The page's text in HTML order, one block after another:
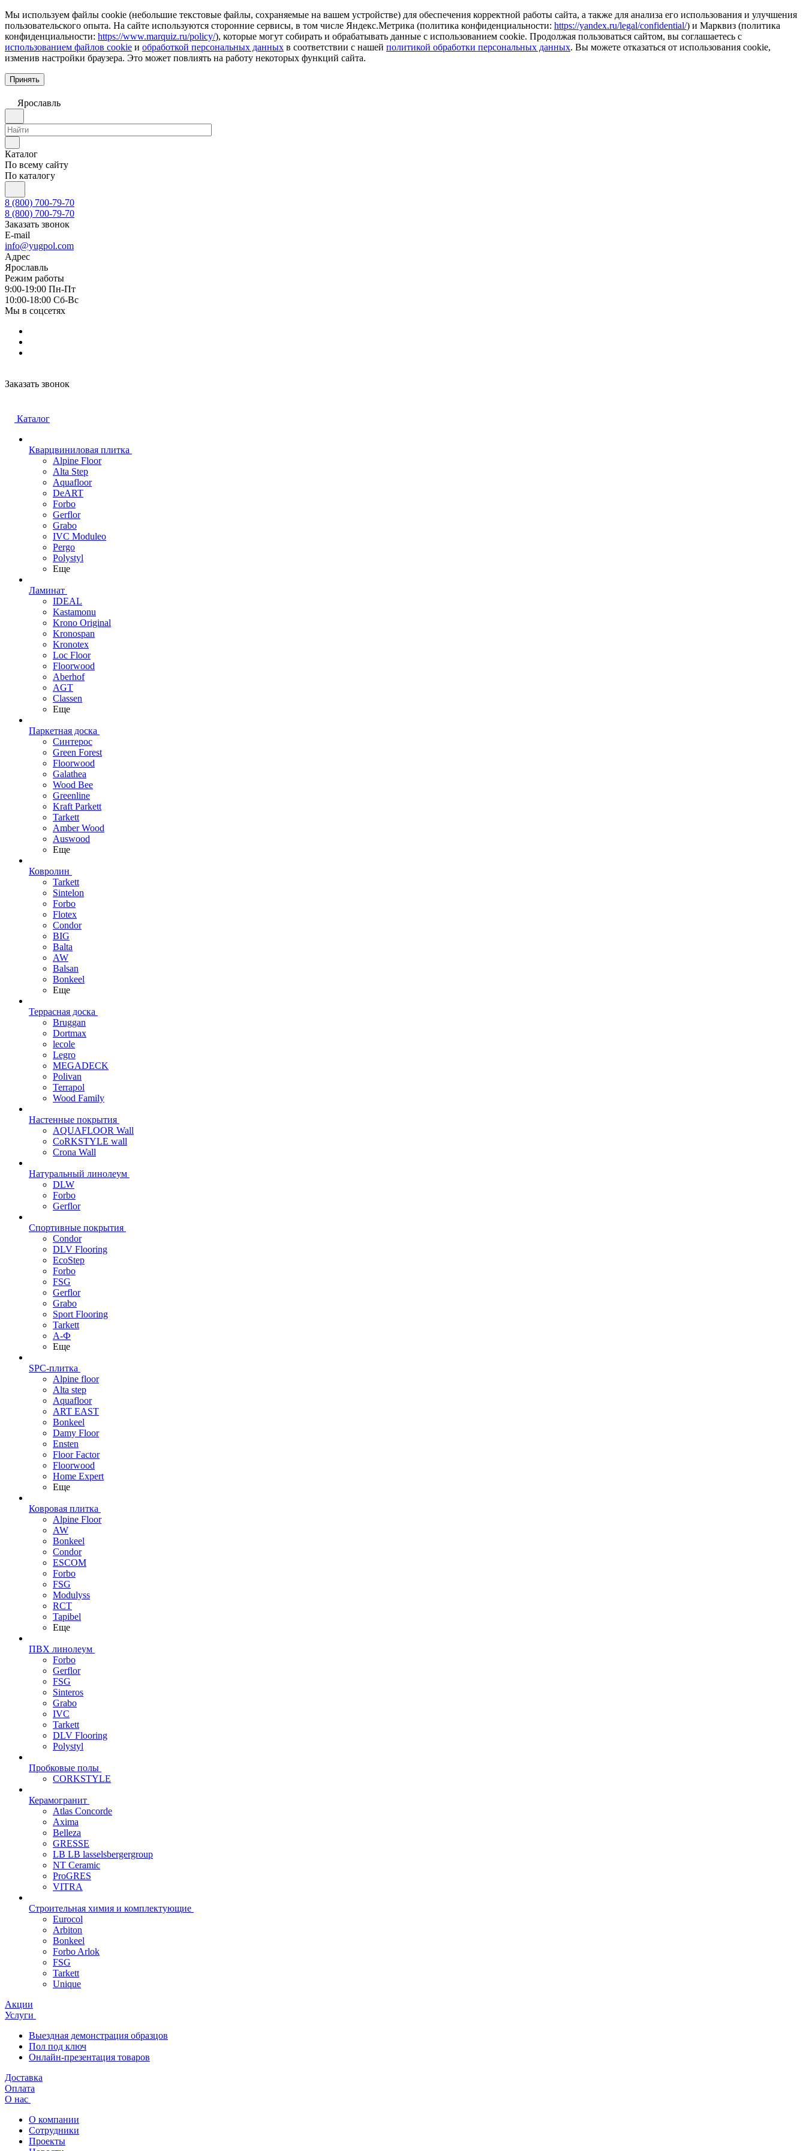
Мы используем файлы cookie (небольшие текстовые файлы, сохраняемые на вашем устройстве) для обеспечения корректной работы сайта, а также для анализа его использования и улучшения
пользовательского опыта. На сайте используются сторонние сервисы, в том числе Яндекс.Метрика (политика конфиденциальности: https://yandex.ru/legal/confidential/) и Марквиз (политика
конфиденциальности: https://www.marquiz.ru/policy/), которые могут собирать и обрабатывать данные с использованием cookie. Продолжая пользоваться сайтом, вы соглашаетесь с
использованием файлов cookie и обработкой персональных данных в соответствии с нашей политикой обработки персональных данных. Вы можете отказаться от использования cookie,
изменив настройки браузера. Это может повлиять на работу некоторых функций сайта.
Принять
Ярославль
Каталог
По всему сайту
По каталогу
8 (800) 700-79-70
8 (800) 700-79-70
Заказать звонок
E-mail
info@yugpol.com
Адрес
Ярославль
Режим работы
9:00-19:00 Пн-Пт
10:00-18:00 Cб-Вс
Мы в соцсетях
Заказать звонок
Каталог
Кварцвиниловая плитка
Alpine Floor
Alta Step
Aquafloor
DeART
Forbo
Gerflor
Grabo
IVC Moduleo
Pergo
Polystyl
Еще
Ламинат
IDEAL
Kastamonu
Krono Original
Kronospan
Kronotex
Loc Floor
Floorwood
Aberhof
AGT
Classen
Еще
Паркетная доска
Синтерос
Green Forest
Floorwood
Galathea
Wood Bee
Greenline
Kraft Parkett
Tarkett
Amber Wood
Auswood
Еще
Ковролин
Tarkett
Sintelon
Forbo
Flotex
Condor
BIG
Balta
AW
Balsan
Bonkeel
Еще
Террасная доска
Bruggan
Dortmax
lecole
Legro
MEGADECK
Polivan
Terrapol
Wood Family
Настенные покрытия
AQUAFLOOR Wall
CoRKSTYLE wall
Crona Wall
Натуральный линолеум
DLW
Forbo
Gerflor
Спортивные покрытия
Condor
DLV Flooring
EcoStep
Forbo
FSG
Gerflor
Grabo
Sport Flooring
Tarkett
А-Ф
Еще
SPC-плитка
Alpine floor
Alta step
Aquafloor
ART EAST
Bonkeel
Damy Floor
Ensten
Floor Factor
Floorwood
Home Expert
Еще
Ковровая плитка
Alpine Floor
AW
Bonkeel
Condor
ESCOM
Forbo
FSG
Modulyss
RCT
Tapibel
Еще
ПВХ линолеум
Forbo
Gerflor
FSG
Sinteros
Grabo
IVC
Tarkett
DLV Flooring
Polystyl
Пробковые полы
CORKSTYLE
Керамогранит
Atlas Concorde
Axima
Belleza
GRESSE
LB LB lasselsbergergroup
NT Ceramic
ProGRES
VITRA
Строительная химия и комплектующие
Eurocol
Arbiton
Bonkeel
Forbo Arlok
FSG
Tarkett
Unique
Акции
Услуги
Выездная демонстрация образцов
Пол под ключ
Онлайн-презентация товаров
Доставка
Оплата
О нас
О компании
Сотрудники
Проекты